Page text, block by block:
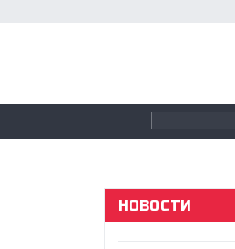
НОВОСТИ
Souls
Far Cry 5: